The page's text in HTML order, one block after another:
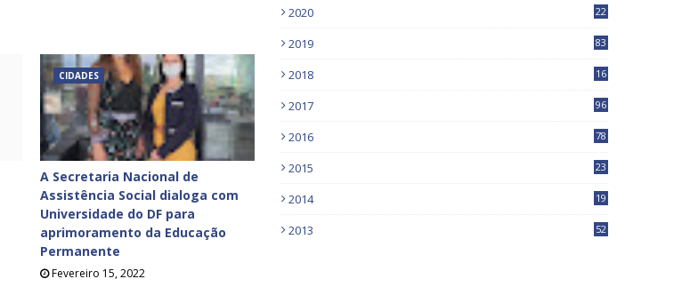
CIDADES
A Secretaria Nacional de
Assistência Social dialoga com
Universidade do DF para
aprimoramento da Educação
Permanente
Fevereiro 15, 2022
2020
22
2019
83
2018
16
2017
96
2016
78
2015 23
2014 19
2013 52